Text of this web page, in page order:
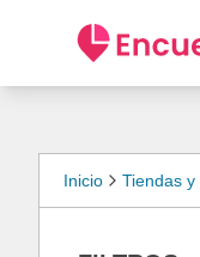
Inicio Tiendas